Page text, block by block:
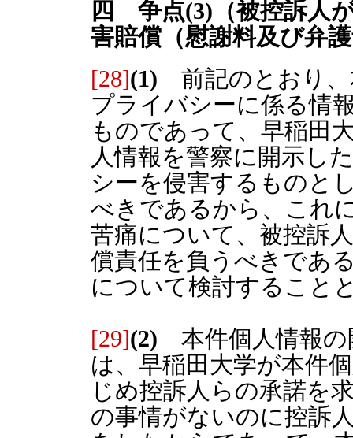
四 争点(3)（被控訴人
害賠償（慰謝料及び弁
[28](1) 前記のとおり、
プライバシーに係る情
ものであって、早稲田
人情報を警察に開示し
シーを侵害するものと
べきであるから、これ
苦痛について、被控訴
償責任を負うべきであ
について検討すること
[29](2) 本件個人情報の
は、早稲田大学が本件
じめ控訴人らの承諾を
の事情がないのに控訴